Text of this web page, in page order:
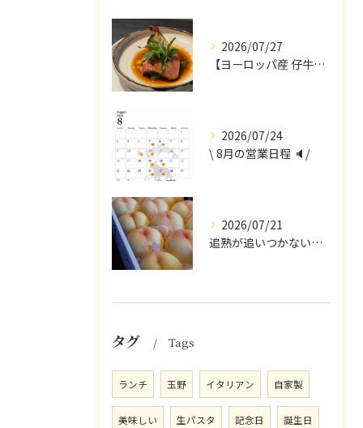
2026/07/27
【ヨーロッパ産 仔牛のタンとフォンドヴォー】
2026/07/24
\ 8月の営業日程 🔈/
2026/07/21
追熟が追いつかないほど気にかけていただいている
タグ Tags
ランチ 玉野 イタリアン 自家製
美味しい 生パスタ 記念日 誕生日